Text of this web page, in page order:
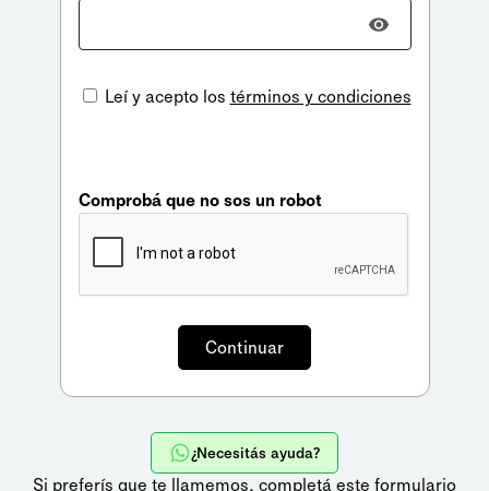
Leí y acepto los términos y condiciones
Comprobá que no sos un robot
¿Necesitás ayuda?
Si preferís que te llamemos, completá este formulario